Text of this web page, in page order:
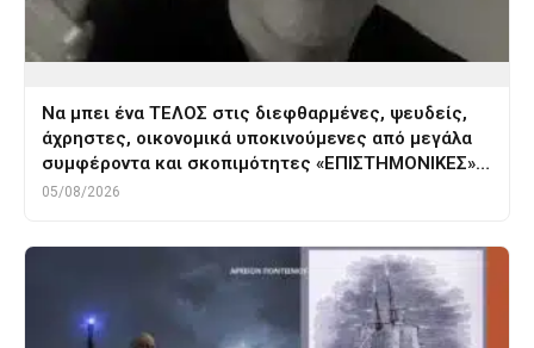
Να μπει ένα ΤΕΛΟΣ στις διεφθαρμένες, ψευδείς,
άχρηστες, οικονομικά υποκινούμενες από μεγάλα
συμφέροντα και σκοπιμότητες «ΕΠΙΣΤΗΜΟΝΙΚΕΣ»…
05/08/2026